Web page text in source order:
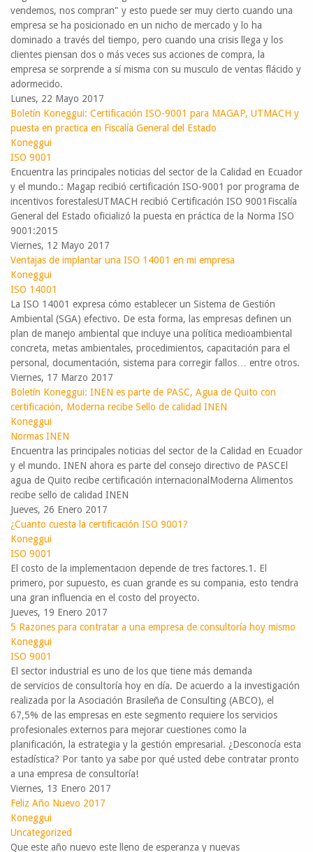
vendemos, nos compran" y esto puede ser muy cierto cuando una
empresa se ha posicionado en un nicho de mercado y lo ha
dominado a través del tiempo, pero cuando una crisis llega y los
clientes piensan dos o más veces sus acciones de compra, la
empresa se sorprende a sí misma con su musculo de ventas flácido y
adormecido.
Lunes, 22 Mayo 2017
Boletín Koneggui: Certificación ISO-9001 para MAGAP, UTMACH y
puesta en practica en Fiscalía General del Estado
Koneggui
ISO 9001
Encuentra las principales noticias del sector de la Calidad en Ecuador
y el mundo.​: Magap recibió certificación ISO-9001 por programa de
incentivos forestalesUTMACH recibió Certificación ISO 9001​Fiscalía
General del Estado oficializó la puesta en práctica de la Norma ISO
9001:2015​
Viernes, 12 Mayo 2017
Ventajas de implantar una ISO 14001 en mi empresa
Koneggui
ISO 14001
La ISO 14001 expresa cómo establecer un Sistema de Gestión
Ambiental (SGA) efectivo. De esta forma, las empresas definen un
plan de manejo ambiental que incluye una política medioambiental
concreta, metas ambientales, procedimientos, capacitación para el
personal, documentación, sistema para corregir fallos… entre otros.
Viernes, 17 Marzo 2017
Boletín Koneggui: INEN es parte de PASC, Agua de Quito con
certificación, Moderna recibe Sello de calidad INEN
Koneggui
Normas INEN
Encuentra las principales noticias del sector de la Calidad en Ecuador
y el mundo.​​ ​INEN ahora es parte del consejo directivo de PASC​El
agua de Quito recibe certificación internacionalModerna Alimentos
recibe sello de calidad INEN​
Jueves, 26 Enero 2017
¿Cuanto cuesta la certificación ISO 9001?
Koneggui
ISO 9001
El costo de la implementacion depende de tres factores.1. ​El
primero, por supuesto, es cuan grande es su compania, esto tendra
una gran influencia en el costo del proyecto.
Jueves, 19 Enero 2017
5 Razones para contratar a una empresa de consultoría hoy mismo
Koneggui
ISO 9001
El sector industrial es uno de los que tiene más demanda
de servicios de consultoría hoy en día. De acuerdo a la investigación
realizada por la Asociación Brasileña de Consulting (ABCO), el
67,5% de las empresas en este segmento requiere los servicios
profesionales externos para mejorar cuestiones como la
planificación, la estrategia y la gestión empresarial. ¿Desconocía esta
estadística? Por tanto ya sabe por qué usted debe contratar pronto
a una empresa de consultoría!
Viernes, 13 Enero 2017
Feliz Año Nuevo 2017
Koneggui
Uncategorized
​Que este año nuevo este lleno de esperanza y nuevas